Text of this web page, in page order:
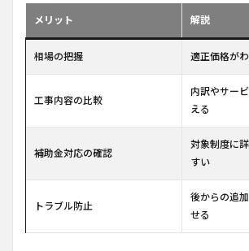
メリット 解説
相場の把握 適正価格が
工事内容の比較
内訳やサー
える
補助金対応の確認
対象制度に
すい
トラブル防止
後からの追
せる